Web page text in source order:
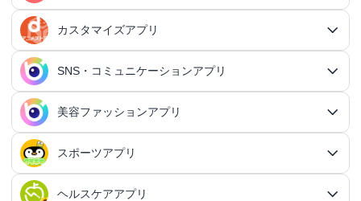
王道RPGアプリ
アクションRPGアプリ
シミュレーションRPGアプリ
ダンジョンRPGアプリ
MMORPGアプリ
放置系RPGアプリ
美少女RPGアプリ
3Dアクションアプリ
アクションRPGアプリ
シューティングゲームアプリ
シミュレーションアプリ
シミュレーションアプリ総合
育成シミュレーションアプリ
戦略シミュレーションアプリ
箱庭シミュレーションアプリ
恋愛シミュレーションアプリ
対戦・協力ゲームアプリ
対戦・協力ゲームアプリ総合
オンライン対戦アプリ
協力・マルチプレイアプリ
シューティングゲームアプリ
シューティングゲームアプリ総合
FPSアプリ
TPSアプリ
アドベンチャーゲームアプリ
アドベンチャーゲームアプリ総合
ミステリーアドベンチャーアプリ
パズル・脳トレアプリ
パズル・脳トレアプリ総合
家計簿アプリ
ふるさと納税アプリ
貯金アプリ
スマホ決済アプリ
クレジットカードアプリ
投資アプリ
日記アプリ
交換日記アプリ
写真カレンダーアプリ
鍵付き日記アプリ
行動記録アプリ
行動記録アプリ総合
習慣化アプリ
ポイ活アプリ
ポイ活アプリ総合
レシートポイ活アプリ
歩いてお金を稼ぐアプリ
スケジューラ・時計アプリ
カレンダーアプリ
リマインダーアプリ
ライフログアプリ
タスク管理アプリ
タスク管理アプリ総合
個人タスク管理アプリ
タスク共有アプリ
プロジェクト管理アプリ
QRコードアプリ
QRコード作成アプリ
janコード検索アプリ
OCRアプリ
OCRアプリ総合
翻訳カメラアプリ
議事録アプリ
議事録アプリ総合
顧客管理アプリ
恋愛アプリ総合
マッチングアプリ
マッチングアプリ総合
20代向けマッチングアプリ
30代向けマッチングアプリ
40代向けマッチングアプリ
出会いアプリ
カップルアプリ
カップルアプリ総合
デートアプリ
カスタマイズアプリ
カスタマイズアプリ総合
IFTTTアプリ
オートクリッカーアプリ
ネットワークアプリ
スマホ最適化アプリ
SNS・コミュニケーションアプリ
SNS・コミュニケーションアプリ総合
SNSアプリ
SNSアプリ総合
メールアプリ
美容ファッションアプリ
美容ファッションアプリ総合
ヘア・メイク・ネイルアプリ
スポーツアプリ
スポーツアプリ総合
ヘルスケアアプリ